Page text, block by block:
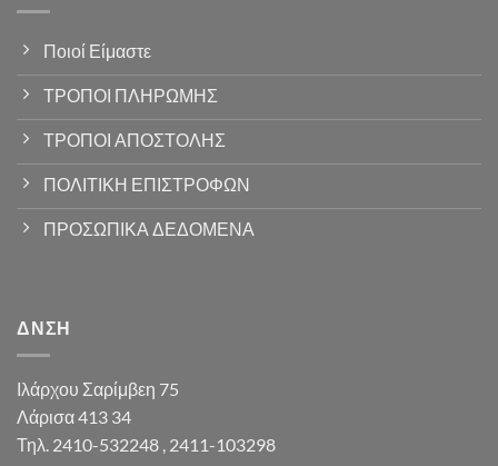
Ποιοί Είμαστε
ΤΡΟΠΟΙ ΠΛΗΡΩΜΗΣ
ΤΡΟΠΟΙ ΑΠΟΣΤΟΛΗΣ
ΠΟΛΙΤΙΚΗ ΕΠΙΣΤΡΟΦΩΝ
ΠΡΟΣΩΠΙΚΑ ΔΕΔΟΜΕΝΑ
ΔΝΣΗ
Ιλάρχου Σαρίμβεη 75
Λάρισα 413 34
Τηλ. 2410-532248 , 2411-103298